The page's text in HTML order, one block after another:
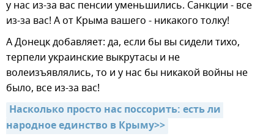
у нас из-за вас пенсии уменьшились. Санкции - все
из-за вас! А от Крыма вашего - никакого толку!
А Донецк добавляет: да, если бы вы сидели тихо,
терпели украинские выкрутасы и не
волеизъявлялись, то и у нас бы никакой войны не
было, все из-за вас!
Насколько просто нас поссорить: есть ли
народное единство в Крыму>>